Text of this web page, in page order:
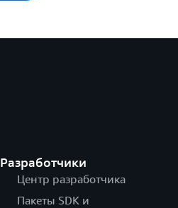
Разработчики
Центр разработчика
Пакеты SDK и